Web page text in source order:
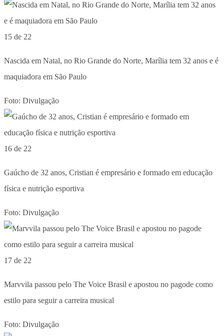
15 de 22
Nascida em Natal, no Rio Grande do Norte, Marília tem 32 anos e é
maquiadora em São Paulo
Foto: Divulgação
16 de 22
Gaúcho de 32 anos, Cristian é empresário e formado em educação
física e nutrição esportiva
Foto: Divulgação
17 de 22
Marvvila passou pelo The Voice Brasil e apostou no pagode como
estilo para seguir a carreira musical
Foto: Divulgação